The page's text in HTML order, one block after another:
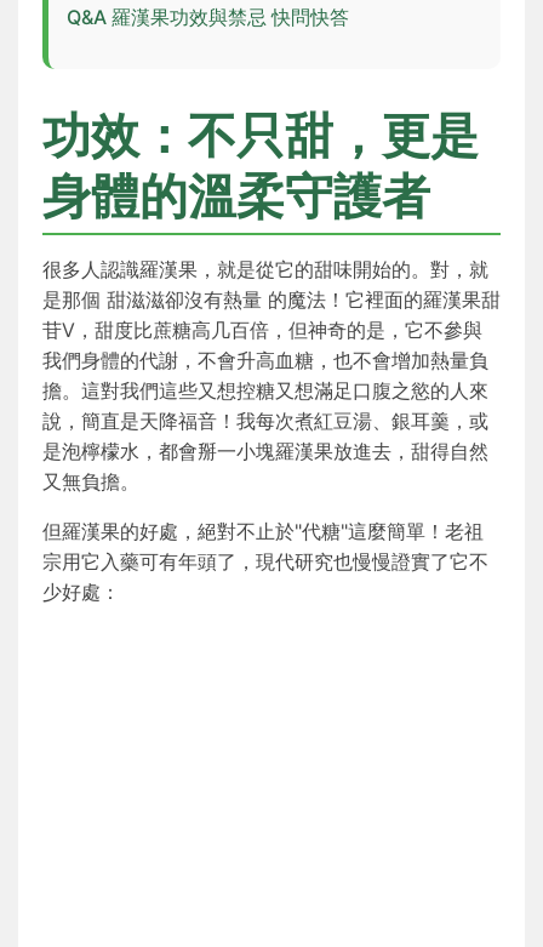
Q&A 羅漢果功效與禁忌 快問快答
功效：不只甜，更是
身體的溫柔守護者
很多人認識羅漢果，就是從它的甜味開始的。對，就
是那個 甜滋滋卻沒有熱量 的魔法！它裡面的羅漢果甜
苷V，甜度比蔗糖高几百倍，但神奇的是，它不參與
我們身體的代謝，不會升高血糖，也不會增加熱量負
擔。這對我們這些又想控糖又想滿足口腹之慾的人來
說，簡直是天降福音！我每次煮紅豆湯、銀耳羹，或
是泡檸檬水，都會掰一小塊羅漢果放進去，甜得自然
又無負擔。
但羅漢果的好處，絕對不止於"代糖"這麼簡單！老祖
宗用它入藥可有年頭了，現代研究也慢慢證實了它不
少好處：